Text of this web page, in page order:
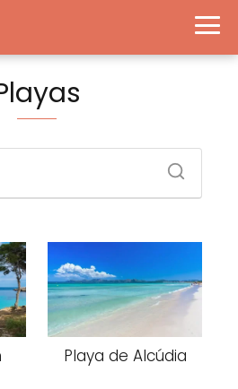
Playa de Alcúdia